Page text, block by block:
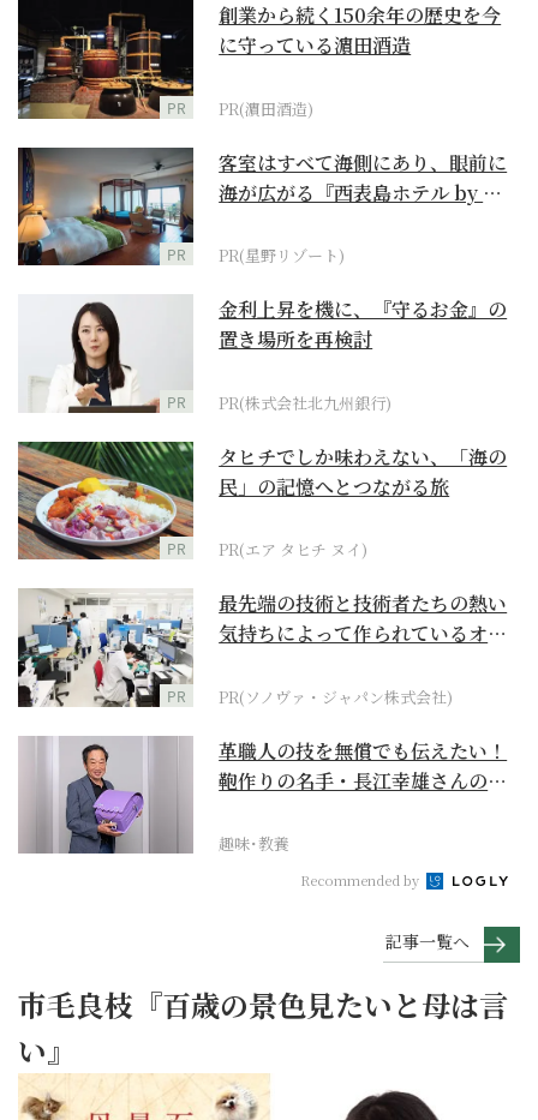
PR
創業から続く150余年の歴史を今
に守っている濵田酒造
PR(濵田酒造)
PR
客室はすべて海側にあり、眼前に
海が広がる『西表島ホテル by 星
PR(星野リゾート)
PR
金利上昇を機に、『守るお金』の
置き場所を再検討
PR(株式会社北九州銀行)
PR
タヒチでしか味わえない、「海の
民」の記憶へとつながる旅
PR(エア タヒチ ヌイ)
PR
最先端の技術と技術者たちの熱い
気持ちによって作られているオー
PR(ソノヴァ・ジャパン株式会社)
革職人の技を無償でも伝えたい！
鞄作りの名手・長江幸雄さんの第
趣味･教養
Recommended by
記事一覧へ
市毛良枝『百歳の景色見たいと母は言
い』